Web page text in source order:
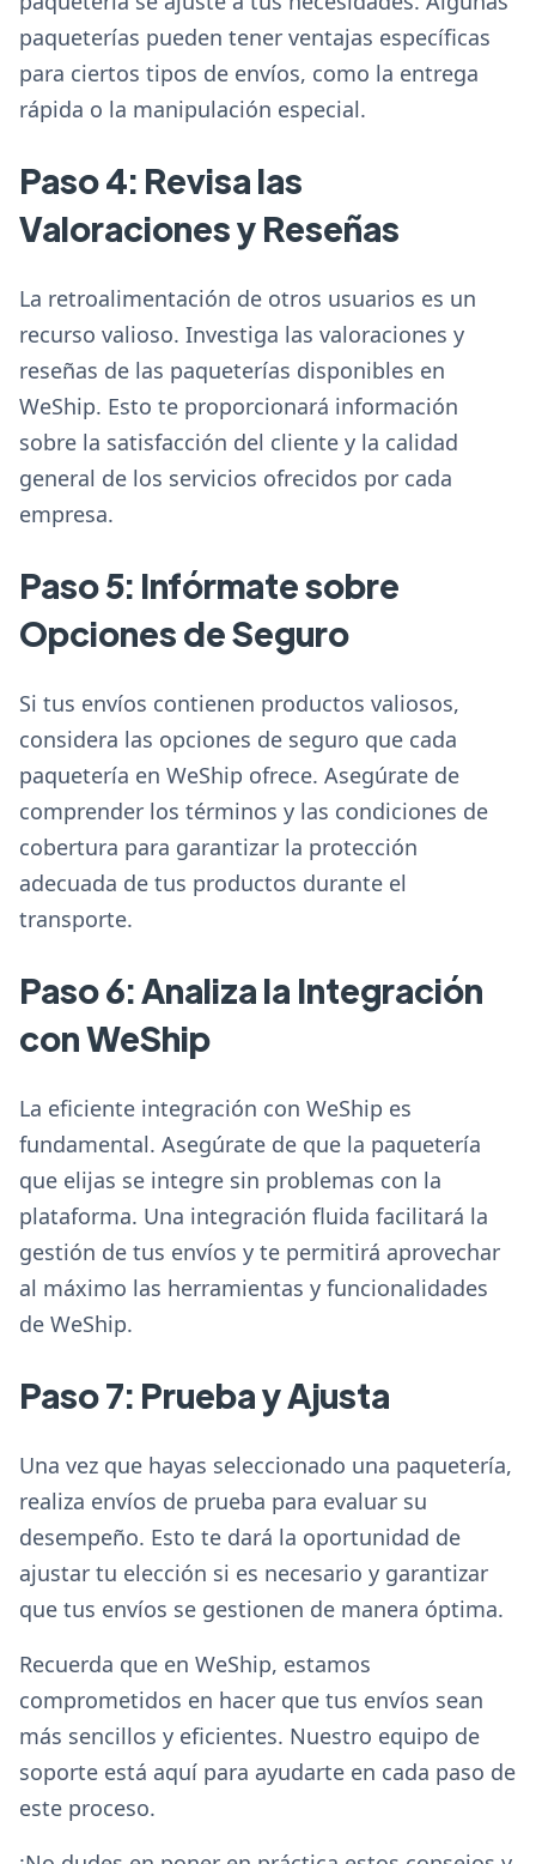
paqueterías pueden tener ventajas específicas
para ciertos tipos de envíos, como la entrega
rápida o la manipulación especial.
Paso 4: Revisa las
Valoraciones y Reseñas
La retroalimentación de otros usuarios es un
recurso valioso. Investiga las valoraciones y
reseñas de las paqueterías disponibles en
WeShip. Esto te proporcionará información
sobre la satisfacción del cliente y la calidad
general de los servicios ofrecidos por cada
empresa.
Paso 5: Infórmate sobre
Opciones de Seguro
Si tus envíos contienen productos valiosos,
considera las opciones de seguro que cada
paquetería en WeShip ofrece. Asegúrate de
comprender los términos y las condiciones de
cobertura para garantizar la protección
adecuada de tus productos durante el
transporte.
Paso 6: Analiza la Integración
con WeShip
La eficiente integración con WeShip es
fundamental. Asegúrate de que la paquetería
que elijas se integre sin problemas con la
plataforma. Una integración fluida facilitará la
gestión de tus envíos y te permitirá aprovechar
al máximo las herramientas y funcionalidades
de WeShip.
Paso 7: Prueba y Ajusta
Una vez que hayas seleccionado una paquetería,
realiza envíos de prueba para evaluar su
desempeño. Esto te dará la oportunidad de
ajustar tu elección si es necesario y garantizar
que tus envíos se gestionen de manera óptima.
Recuerda que en WeShip, estamos
comprometidos en hacer que tus envíos sean
más sencillos y eficientes. Nuestro equipo de
soporte está aquí para ayudarte en cada paso de
este proceso.